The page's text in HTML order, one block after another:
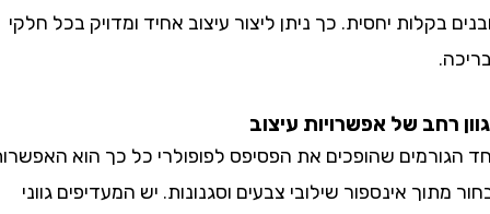
בקלות יחסית. כך ניתן ליצור עיצוב אחיד ומדויק בכל חלקי
של אפשרויות עיצוב
שהופכים את הפסיפס לפופולרי כל כך הוא האפשרות
אינספור שילובי צבעים וסגנונות. יש המעדיפים גווני